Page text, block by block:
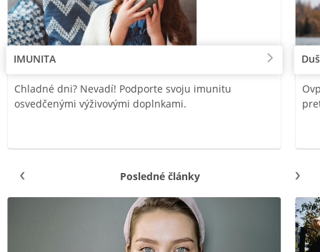
IMUNITA
Chladné dni? Nevadí! Podporte svoju imunitu
osvedčenými výživovými doplnkami.
Posledné články